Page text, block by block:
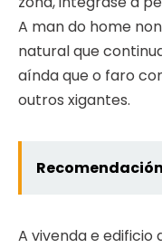
A man do home
natural que
aínda que o faro
outros xigantes.
A vivenda e edificio